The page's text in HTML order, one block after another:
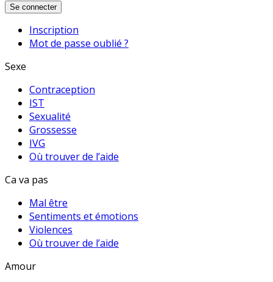
Se connecter
Inscription
Mot de passe oublié ?
Sexe
Contraception
IST
Sexualité
Grossesse
IVG
Où trouver de l’aide
Ca va pas
Mal être
Sentiments et émotions
Violences
Où trouver de l’aide
Amour